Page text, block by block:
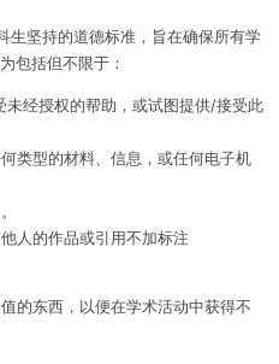
坚持的道德标准，旨在确保所有学
包括但不限于：
经授权的帮助，或试图提供/接受此
类型的材料、信息，或任何电子机
人的作品或引用不加标注
的东西，以便在学术活动中获得不